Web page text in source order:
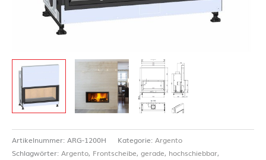
Artikelnummer: ARG-1200H Kategorie: Argento
Schlagwörter: Argento, Frontscheibe, gerade, hochschiebbar,